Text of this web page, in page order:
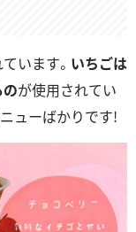
います。 いちごは
が使用されてい
ューばかりです!